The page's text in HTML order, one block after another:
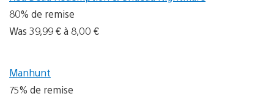
80% de remise
Was 39,99 € à 8,00 €
Manhunt
75% de remise